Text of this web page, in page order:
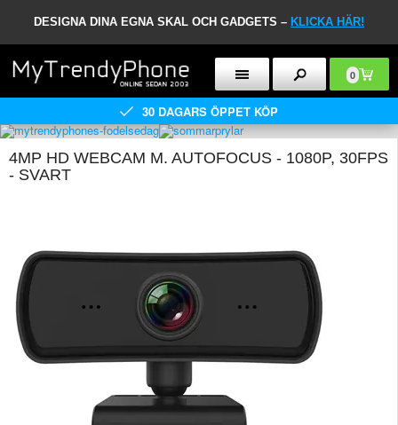
DESIGNA DINA EGNA SKAL OCH GADGETS – KLICKA HÄR!
0
30 DAGARS ÖPPET KÖP
4MP HD WEBCAM M. AUTOFOCUS - 1080P, 30FPS
- SVART